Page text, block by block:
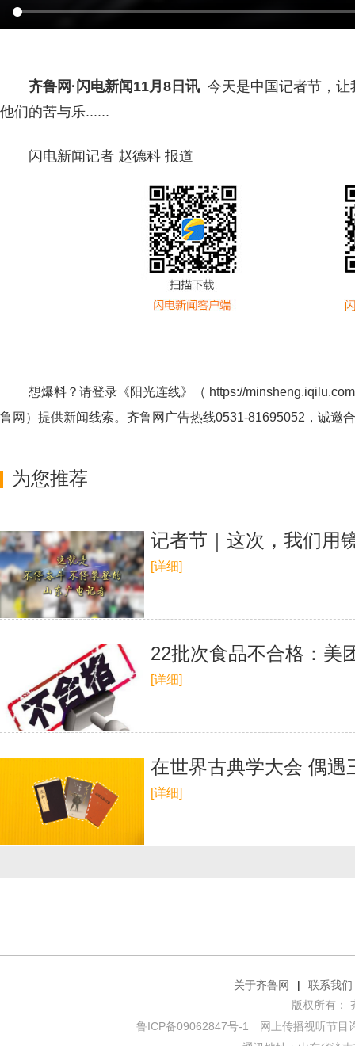
齐鲁网 ·闪电新闻11月8日讯 今天是中国记者节，让
他们的苦与乐......
闪电新闻记者 赵德科 报道
想爆料？请登录《阳光连线》（ https://
鲁网 ）提供新闻线索。齐鲁网广告热线0531-81695052 ，诚邀
为您推荐
记者节｜这次，我们用
[详细]
22批次食品不合格：美
[详细]
在世界古典学大会 偶遇
[详细]
关于齐鲁网 |
联系我们
版权所有：
鲁ICP备09062847号-1 网上传播视听节目